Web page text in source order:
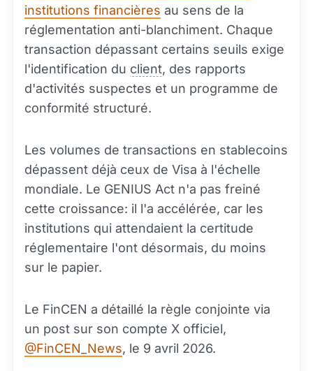
institutions financières au sens de la
réglementation anti-blanchiment. Chaque
transaction dépassant certains seuils exige
l'identification du client, des rapports
d'activités suspectes et un programme de
conformité structuré.
Les volumes de transactions en stablecoins
dépassent déjà ceux de Visa à l'échelle
mondiale. Le GENIUS Act n'a pas freiné
cette croissance: il l'a accélérée, car les
institutions qui attendaient la certitude
réglementaire l'ont désormais, du moins
sur le papier.
Le FinCEN a détaillé la règle conjointe via
un post sur son compte X officiel,
@FinCEN_News, le 9 avril 2026.